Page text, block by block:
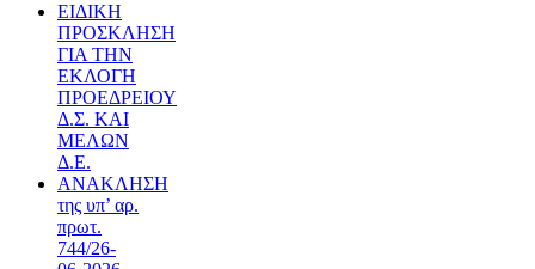
ΕΙΔΙΚΗ
ΠΡΟΣΚΛΗΣΗ
ΓΙΑ ΤΗΝ
ΕΚΛΟΓΗ
ΠΡΟΕΔΡΕΙΟΥ
Δ.Σ. ΚΑΙ
ΜΕΛΩΝ
Δ.Ε.
ΑΝΑΚΛΗΣΗ
της υπ’ αρ.
πρωτ.
744/26-